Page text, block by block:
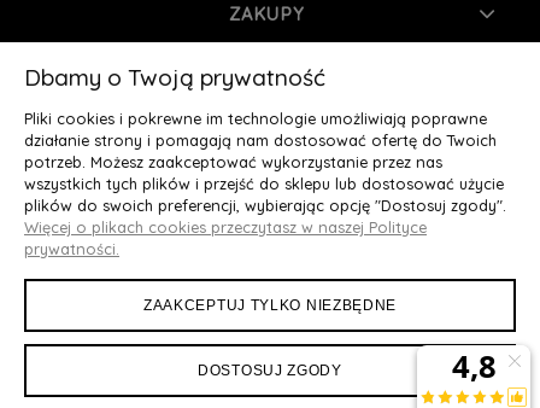
ZAKUPY
INFORMACJE
MOJE KONTO
O NAS
Deluxury.pl
Dbamy o Twoją prywatność
Pliki cookies i pokrewne im technologie umożliwiają poprawne
działanie strony i pomagają nam dostosować ofertę do Twoich
potrzeb. Możesz zaakceptować wykorzystanie przez nas
wszystkich tych plików i przejść do sklepu lub dostosować użycie
plików do swoich preferencji, wybierając opcję "Dostosuj zgody".
Więcej o plikach cookies przeczytasz w naszej Polityce
prywatności.
ZAAKCEPTUJ TYLKO NIEZBĘDNE
DOSTOSUJ ZGODY